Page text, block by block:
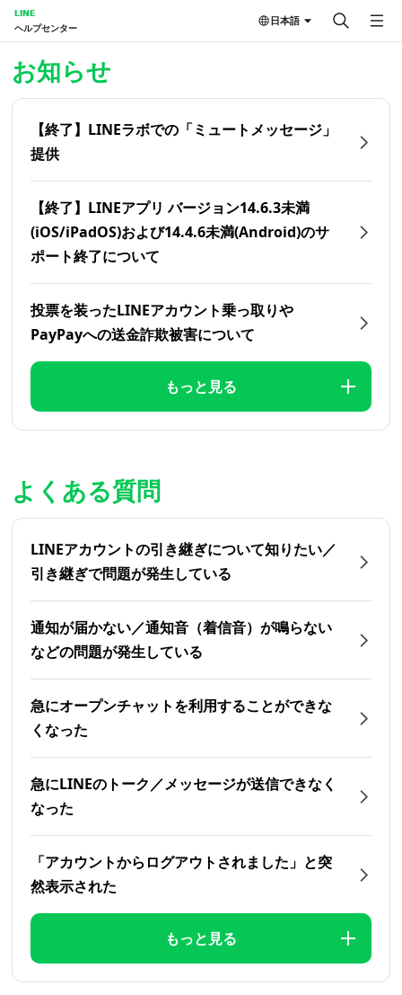
LINE
ヘルプセンター
日本語
お知らせ
【終了】LINEラボでの「ミュートメッセージ」
提供
【終了】LINEアプリ バージョン14.6.3未満
(iOS/iPadOS)および14.4.6未満(Android)のサ
ポート終了について
投票を装ったLINEアカウント乗っ取りや
PayPayへの送金詐欺被害について
もっと見る
よくある質問
LINEアカウントの引き継ぎについて知りたい／
引き継ぎで問題が発生している
通知が届かない／通知音（着信音）が鳴らない
などの問題が発生している
急にオープンチャットを利用することができな
くなった
急にLINEのトーク／メッセージが送信できなく
なった
「アカウントからログアウトされました」と突
然表示された
もっと見る